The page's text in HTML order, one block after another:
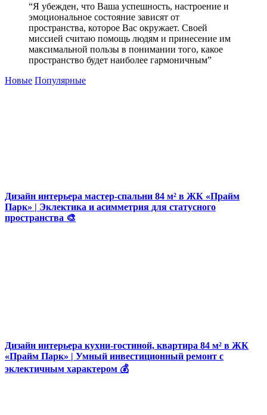
“Я убежден, что Ваша успешность, настроение и
эмоциональное состояние зависят от
пространства, которое Вас окружает. Своей
миссией считаю помощь людям и принесение им
максимальной пользы в понимании того, какое
пространство будет наиболее гармоничным”
Новые Популярные
Дизайн интерьера мастер-спальни 84 м² в ЖК «Прайм
Парк» | Эклектика и асимметрия для статусного
пространства 🎨
Дизайн интерьера кухни-гостиной, квартира 84 м² в ЖК
«Прайм Парк» | Умный инвестиционный ремонт с
эклектичным характером 💰